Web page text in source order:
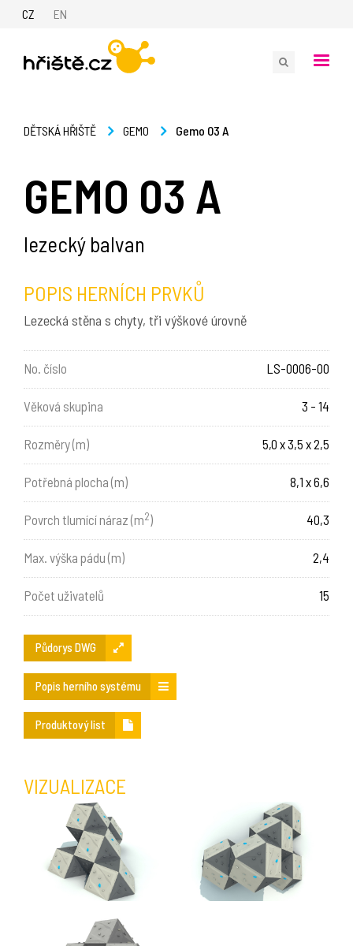
CZ EN
DĚTSKÁ HŘIŠTĚ GEMO Gemo 03 A
GEMO 03 A
lezecký balvan
POPIS HERNÍCH PRVKŮ
Lezecká stěna s chyty, tři výškové úrovně
No. číslo LS-0006-00
Věková skupina 3 - 14
Rozměry (m) 5,0 x 3,5 x 2,5
Potřebná plocha (m) 8,1 x 6,6
Povrch tlumící náraz (m2) 40,3
Max. výška pádu (m) 2,4
Počet uživatelů 15
Půdorys DWG
Popis herního systému
Produktový list
VIZUALIZACE